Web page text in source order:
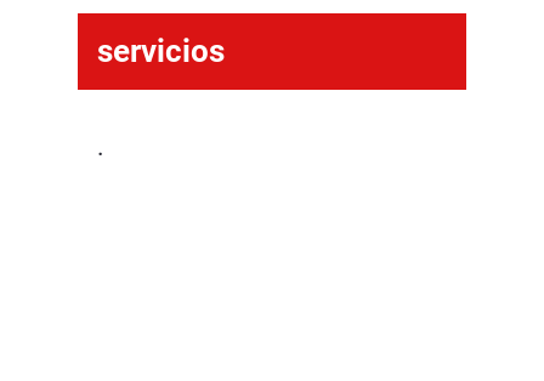
servicios
.